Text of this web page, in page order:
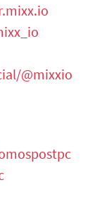
@mixxio